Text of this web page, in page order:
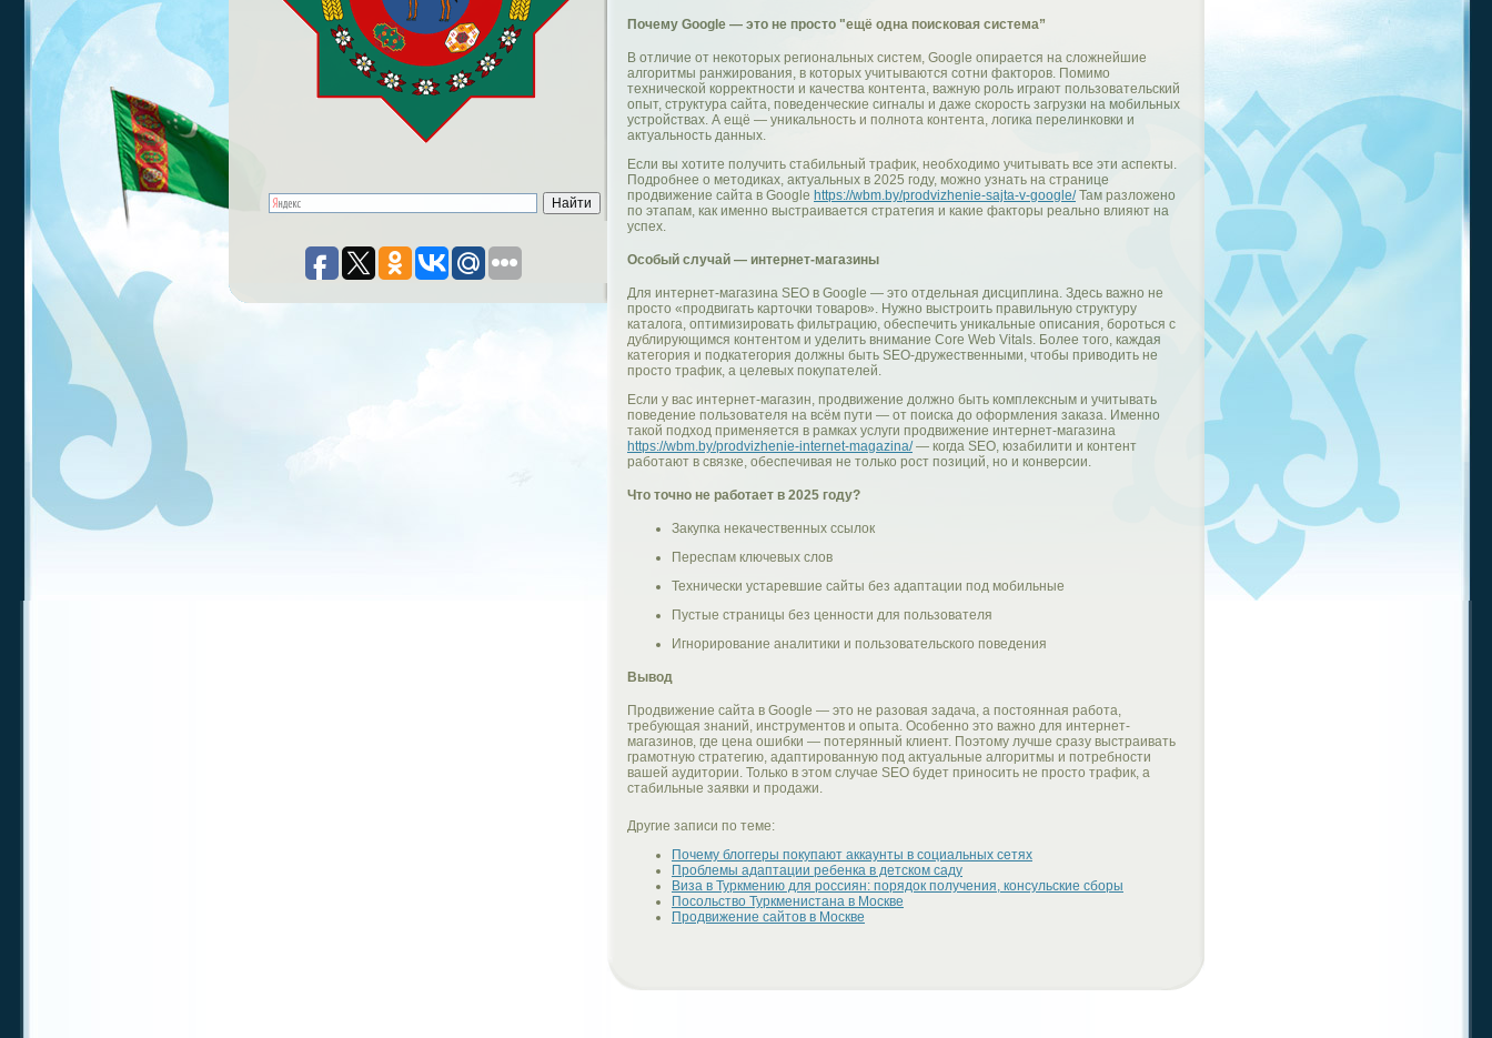
Почему Google — это не просто "ещё одна поисковая система”
В отличие от некоторых региональных систем, Google опирается на сложнейшие
алгоритмы ранжирования, в которых учитываются сотни факторов. Помимо
технической корректности и качества контента, важную роль играют пользовательский
опыт, структура сайта, поведенческие сигналы и даже скорость загрузки на мобильных
устройствах. А ещё — уникальность и полнота контента, логика перелинковки и
актуальность данных.
Если вы хотите получить стабильный трафик, необходимо учитывать все эти аспекты.
Подробнее о методиках, актуальных в 2025 году, можно узнать на странице
продвижение сайта в Google https://wbm.by/prodvizhenie-sajta-v-google/Там разложено
по этапам, как именно выстраивается стратегия и какие факторы реально влияют на
успех.
Особый случай — интернет-магазины
Для интернет-магазина SEO в Google — это отдельная дисциплина. Здесь важно не
просто «продвигать карточки товаров». Нужно выстроить правильную структуру
каталога, оптимизировать фильтрацию, обеспечить уникальные описания, бороться с
дублирующимся контентом и уделить внимание Core Web Vitals. Более того, каждая
категория и подкатегория должны быть SEO-дружественными, чтобы приводить не
просто трафик, а целевых покупателей.
Если у вас интернет-магазин, продвижение должно быть комплексным и учитывать
поведение пользователя на всём пути — от поиска до оформления заказа. Именно
такой подход применяется в рамках услуги продвижение интернет-магазина
https://wbm.by/prodvizhenie-internet-magazina/— когда SEO, юзабилити и контент
работают в связке, обеспечивая не только рост позиций, но и конверсии.
Что точно не работает в 2025 году?
Закупка некачественных ссылок
Переспам ключевых слов
Технически устаревшие сайты без адаптации под мобильные
Пустые страницы без ценности для пользователя
Игнорирование аналитики и пользовательского поведения
Вывод
Продвижение сайта в Google — это не разовая задача, а постоянная работа,
требующая знаний, инструментов и опыта. Особенно это важно для интернет-
магазинов, где цена ошибки — потерянный клиент. Поэтому лучше сразу выстраивать
грамотную стратегию, адаптированную под актуальные алгоритмы и потребности
вашей аудитории. Только в этом случае SEO будет приносить не просто трафик, а
стабильные заявки и продажи.
Другие записи по теме:
Почему блоггеры покупают аккаунты в социальных сетях
Проблемы адаптации ребенка в детском саду
Виза в Туркмению для россиян: порядок получения, консульские сборы
Посольство Туркменистана в Москве
Продвижение сайтов в Москве